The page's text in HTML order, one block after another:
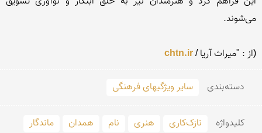
(از : "میراث آریا / chtn.ir
دسته‌بندی سایر ویژگیهای فرهنگی
کلید‌واژه نازک‌کاری هنری نام همدان ماندگار